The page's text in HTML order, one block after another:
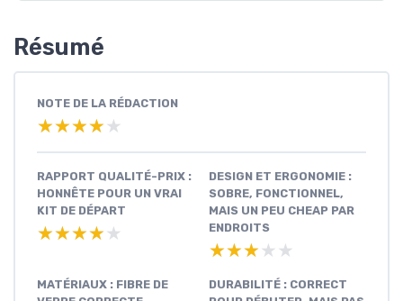
Résumé
NOTE DE LA RÉDACTION
★★★★★
★★★★★
RAPPORT QUALITÉ-PRIX :
HONNÊTE POUR UN VRAI
KIT DE DÉPART
★★★★★
★★★★★
DESIGN ET ERGONOMIE :
SOBRE, FONCTIONNEL,
MAIS UN PEU CHEAP PAR
ENDROITS
★★★★★
★★★★★
MATÉRIAUX : FIBRE DE
DURABILITÉ : CORRECT